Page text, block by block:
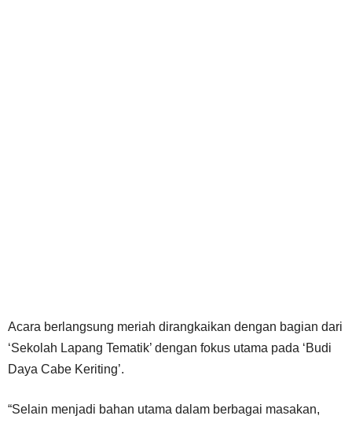
Acara berlangsung meriah dirangkaikan dengan bagian dari
‘Sekolah Lapang Tematik’ dengan fokus utama pada ‘Budi
Daya Cabe Keriting’.
“Selain menjadi bahan utama dalam berbagai masakan,